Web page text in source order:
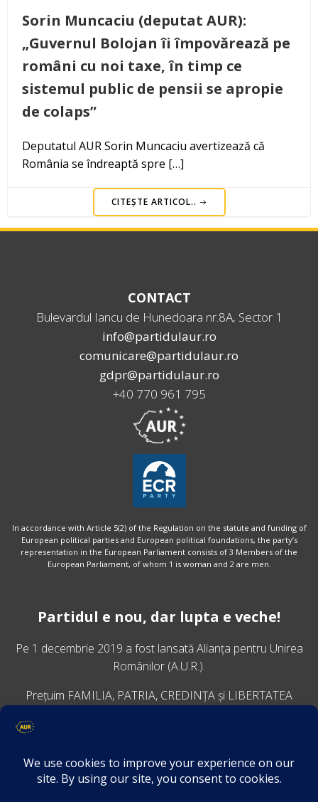
Sorin Muncaciu (deputat AUR):
„Guvernul Bolojan îi împovărează pe
români cu noi taxe, în timp ce
sistemul public de pensii se apropie
de colaps”
Deputatul AUR Sorin Muncaciu avertizează că
România se îndreaptă spre […]
CITEȘTE ARTICOL..
CONTACT
Bulevardul Iancu de Hunedoara nr.8A, Sector 1
info@partidulaur.ro
comunicare@partidulaur.ro
gdpr@partidulaur.ro
+40 770 961 795
In accordance with Article 5(2) of the Regulation on the statute and funding of
European political parties and European political foundations, the party’s
representation in the European Parliament consists of 3 Members of the
European Parliament, of whom 1 is woman and 2 are men.
Partidul e nou, dar lupta e veche!
Pe 1 decembrie 2019 a fost lansatăAlianța pentru Unirea
Românilor (A.U.R.).
Prețuim FAMILIA, PATRIA, CREDINȚA și LIBERTATEA
VINO ALĂTURI DE NOI